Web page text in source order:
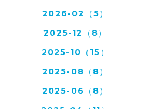
2026-02（5）
2025-12（8）
2025-10（15）
2025-08（8）
2025-06（8）